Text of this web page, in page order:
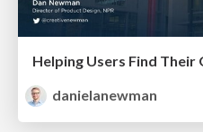
danielanewman